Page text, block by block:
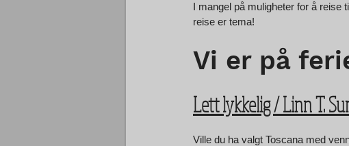
I mangel på muligheter for å reise
reise er tema!
Vi er på
Lett lykkelig / Linn T.
Ville du ha valgt Toscana med